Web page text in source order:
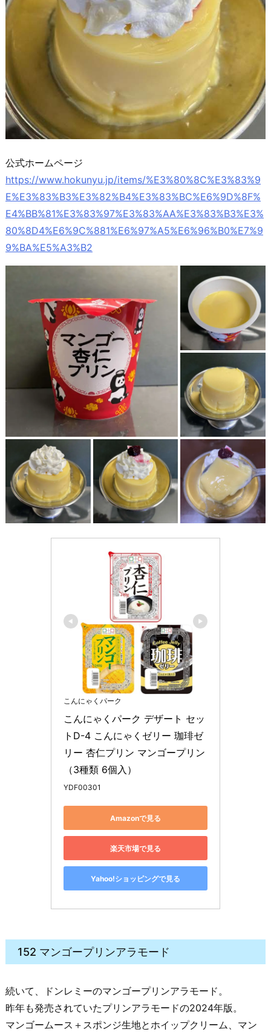
公式ホームページ
https://www.hokunyu.jp/items/%E3%80%8C%E3%83%9
E%E3%83%B3%E3%82%B4%E3%83%BC%E6%9D%8F%
E4%BB%81%E3%83%97%E3%83%AA%E3%83%B3%E3%
80%8D4%E6%9C%881%E6%97%A5%E6%96%B0%E7%9
9%BA%E5%A3%B2
こんにゃくパーク
こんにゃくパーク デザート セッ
トD-4 こんにゃくゼリー 珈琲ゼ
リー 杏仁プリン マンゴープリン
（3種類 6個入）
YDF00301
Amazonで見る
楽天市場で見る
Yahoo!ショッピングで見る
152 マンゴープリンアラモード
続いて、ドンレミーのマンゴープリンアラモード。
昨年も発売されていたプリンアラモードの2024年版。
マンゴームース＋スポンジ生地とホイップクリーム、マン